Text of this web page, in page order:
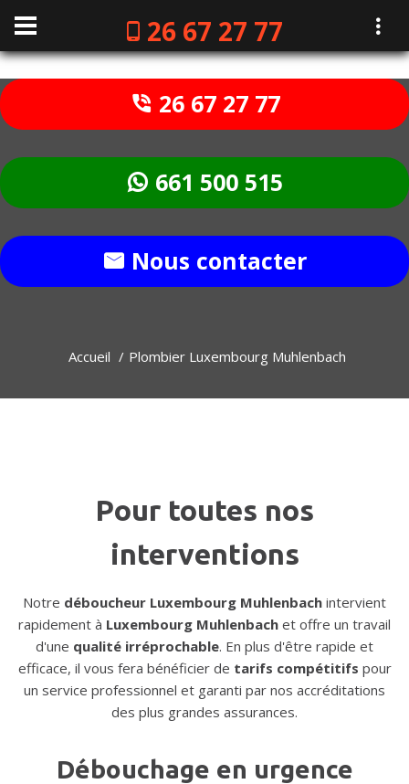
26 67 27 77
26 67 27 77
661 500 515
Nous contacter
Accueil Plombier Luxembourg Muhlenbach
Pour toutes nos
interventions
Notre déboucheur Luxembourg Muhlenbach intervient
rapidement à Luxembourg Muhlenbach et offre un travail
d'une qualité irréprochable. En plus d'être rapide et
efficace, il vous fera bénéficier de tarifs compétitifs pour
un service professionnel et garanti par nos accréditations
des plus grandes assurances.
Débouchage en urgence